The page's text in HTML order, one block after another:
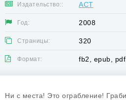
Издательство:: АСТ
Год: 2008
Страницы: 320
Формат: fb2, epub,
Ни с места! Это ограбление!